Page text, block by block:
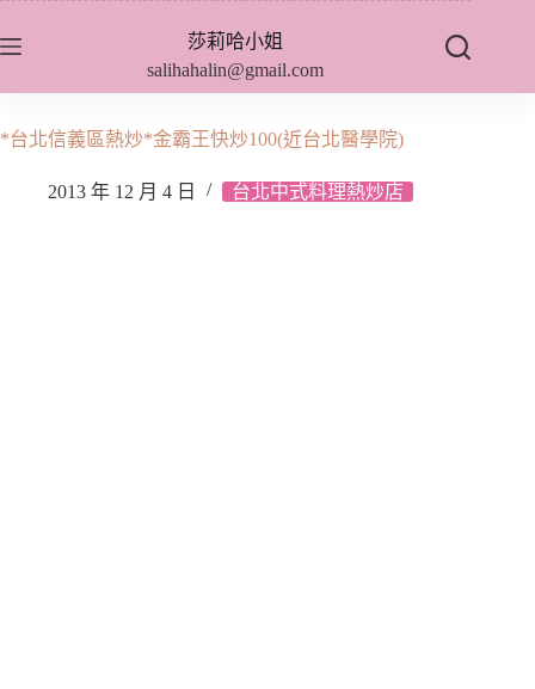
至
內
莎莉哈小姐
salihahalin@gmail.com
*台北信義區熱炒*金霸王快炒100(近台北醫學院)
2013 年 12 月 4 日 台北中式料理熱炒店